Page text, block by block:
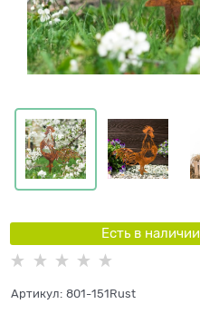
Есть в наличии
Артикул: 801-151Rust